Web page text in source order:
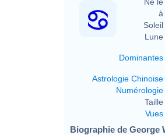
à
Soleil
Lune
Dominantes
Astrologie Chinoise
Numérologie
Taille
Vues
Biographie de George